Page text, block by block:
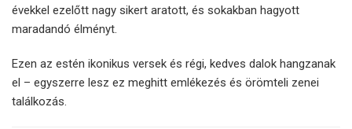
évekkel ezelőtt nagy sikert aratott, és sokakban hagyott
maradandó élményt.
Ezen az estén ikonikus versek és régi, kedves dalok hangzanak
el – egyszerre lesz ez meghitt emlékezés és örömteli zenei
találkozás.